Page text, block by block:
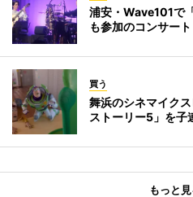
浦安・Wave101で
も参加のコンサート
買う
舞浜のシネマイク
ストーリー5」を子
もっと